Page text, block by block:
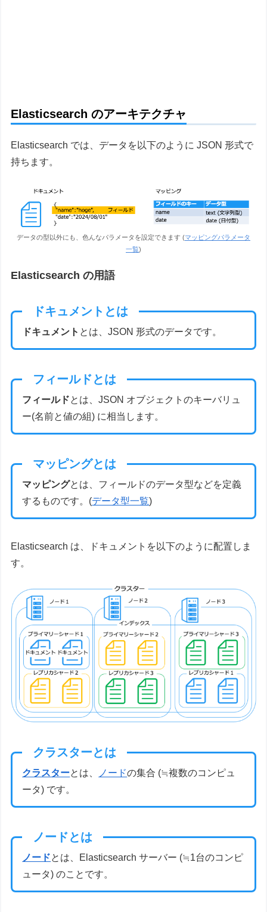
Elasticsearch のアーキテクチャ
Elasticsearch では、データを以下のように JSON 形式で
持ちます。
データの型以外にも、色んなパラメータを設定できます (マッピングパラメータ
一覧)
Elasticsearch の用語
ドキュメントとは
ドキュメント とは、JSON 形式のデータです。
フィールドとは
フィールドとは、JSON オブジェクトのキーバリュ
ー(名前と値の組) に相当します。
マッピングとは
マッピングとは、フィールドのデータ型などを定義
するものです。(データ型一覧)
Elasticsearch は、ドキュメントを以下のように配置しま
す。
クラスターとは
クラスターとは、 ノードの集合 (≒複数のコンピュ
ータ) です。
ノードとは
ノードとは、Elasticsearch サーバー (≒1台のコンピ
ュータ) のことです。